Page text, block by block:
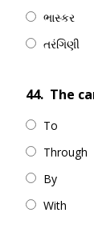
ભાસ્કર
તરંગિણી
44. The
To
Through
By
With